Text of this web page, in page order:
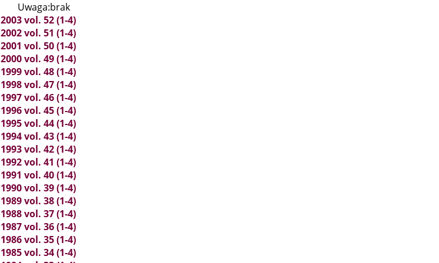
Uwaga:brak
2003 vol. 52 (1-4)
2002 vol. 51 (1-4)
2001 vol. 50 (1-4)
2000 vol. 49 (1-4)
1999 vol. 48 (1-4)
1998 vol. 47 (1-4)
1997 vol. 46 (1-4)
1996 vol. 45 (1-4)
1995 vol. 44 (1-4)
1994 vol. 43 (1-4)
1993 vol. 42 (1-4)
1992 vol. 41 (1-4)
1991 vol. 40 (1-4)
1990 vol. 39 (1-4)
1989 vol. 38 (1-4)
1988 vol. 37 (1-4)
1987 vol. 36 (1-4)
1986 vol. 35 (1-4)
1985 vol. 34 (1-4)